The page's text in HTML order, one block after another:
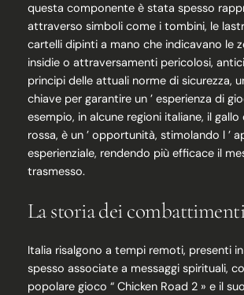
questa componente è stata spesso
attraverso simboli come i tombini, le
cartelli dipinti a mano che indicavano le
insidie o attraversamenti pericolosi,
principi delle attuali norme di sicurezza,
chiave per garantire un ’ esperienza di
esempio, in alcune regioni italiane, il
rossa, è un ’ opportunità, stimolando l ’
esperienziale, rendendo più efficace il
trasmesso.
La storia dei
Italia risalgono a tempi remoti, presenti
spesso associate a messaggi spirituali,
popolare gioco “ Chicken Road 2 » e il